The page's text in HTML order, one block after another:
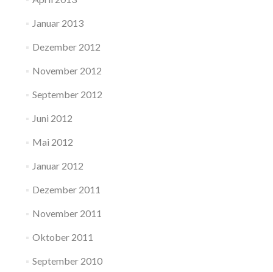
Januar 2013
Dezember 2012
November 2012
September 2012
Juni 2012
Mai 2012
Januar 2012
Dezember 2011
November 2011
Oktober 2011
September 2010